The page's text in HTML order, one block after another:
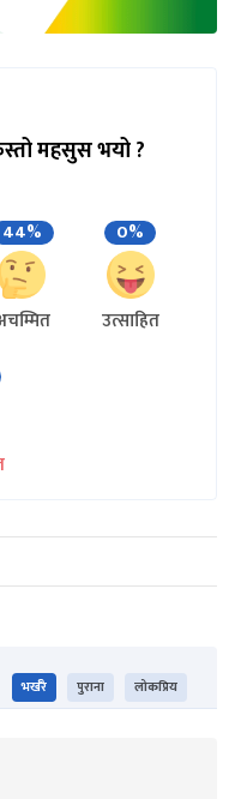
महसुस भयो ?
44% 0%
उत्साहित
भर्खरै पुराना लोकप्रिय